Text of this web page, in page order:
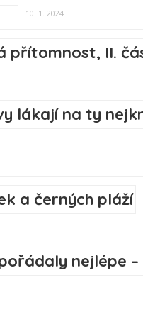
10. 1. 2024